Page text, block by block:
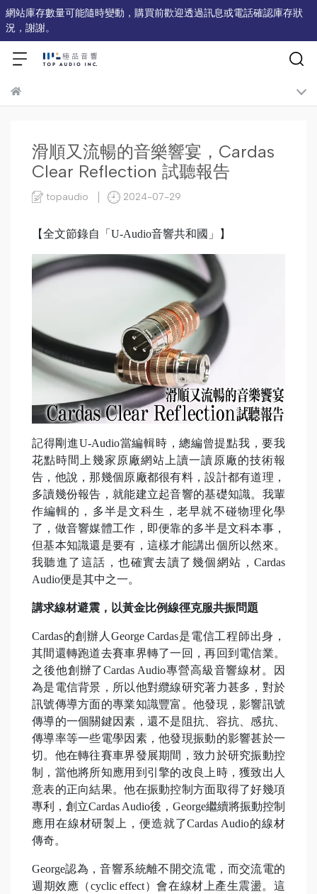
網站庫存數量可能隨時變動，購買前歡迎透過訊息或電話確認庫存狀
況，謝謝。
滑順又流暢的音樂響宴，Cardas
Clear Reflection 試聽報告
topaudio 2024-07-29
【全文節錄自「U-Audio音響共和國」】
記得剛進U-Audio當編輯時，總編曾提點我，要我
花點時間上幾家原廠網站上讀一讀原廠的技術報
告，他說，那幾個原廠都很有料，設計都有道理，
多讀幾份報告，就能建立起音響的基礎知識。我輩
作編輯的，多半是文科生，老早就不碰物理化學
了，做音響媒體工作，即便靠的多半是文科本事，
但基本知識還是要有，這樣才能講出個所以然來。
我聽進了這話，也確實去讀了幾個網站，Cardas
Audio便是其中之一。
講求線材避震，以黃金比例線徑克服共振問題
Cardas的創辦人George Cardas是電信工程師出身，
其間還轉跑道去賽車界轉了一回，再回到電信業。
之後他創辦了Cardas Audio專營高級音響線材。因
為是電信背景，所以他對纜線研究著力甚多，對於
訊號傳導方面的專業知識豐富。他發現，影響訊號
傳導的一個關鍵因素，還不是阻抗、容抗、感抗、
傳導率等一些電學因素，他發現振動的影響甚於一
切。他在轉往賽車界發展期間，致力於研究振動控
制，當他將所知應用到引擎的改良上時，獲致出人
意表的正向結果。他在振動控制方面取得了好幾項
專利，創立Cardas Audio後，George繼續將振動控制
應用在線材研製上，便造就了Cardas Audio的線材
傳奇。
George認為，音響系統離不開交流電，而交流電的
週期效應（cyclic effect）會在線材上產生震盪。這